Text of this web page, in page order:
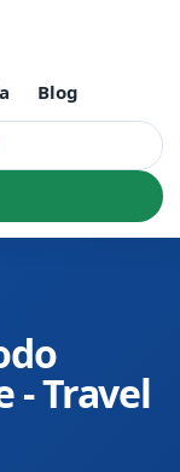
Blog
- Travel